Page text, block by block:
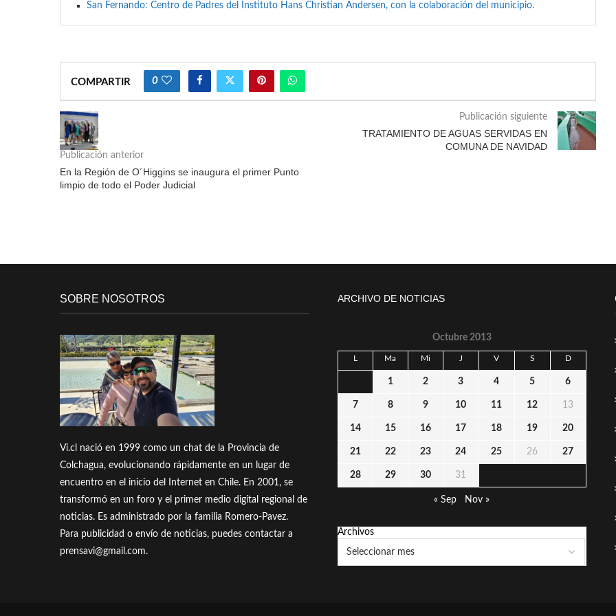
San Fernando: Centro de Padres del Instituto Hans Christian Andersen, con la colaboración del municipio.
COMPARTIR 0
Publicación anterior
En la Región de O´Higgins se inaugura el primer Punto
limpio de todo el Poder Judicial
Publicación siguiente
TRATAMIENTO DE AGUAS SERVIDAS EN
COMUNA DE NAVIDAD
SOBRE NOSOTROS
Vi.cl nació en 1999 como un chat de la Provincia de
Colchagua, evolucionando rápidamente en un lugar de
encuentro en el inicio del Internet en Chile. En 2001, se
transformó en un foro y el primer medio digital regional de
noticias. Es administrado por la familia Romero-Pavez.
Para publicidad o envío de noticias, puedes contactar a
prensavi@gmail.com.
ARCHIVO DE NOTICIAS
Octubre 2013
L Ma Mi J V S D
1 2 3 4 5 6
7 8 9 10 11 12 13
14 15 16 17 18 19 20
21 22 23 24 25 26 27
28 29 30 31
« Sep Nov »
Archivos